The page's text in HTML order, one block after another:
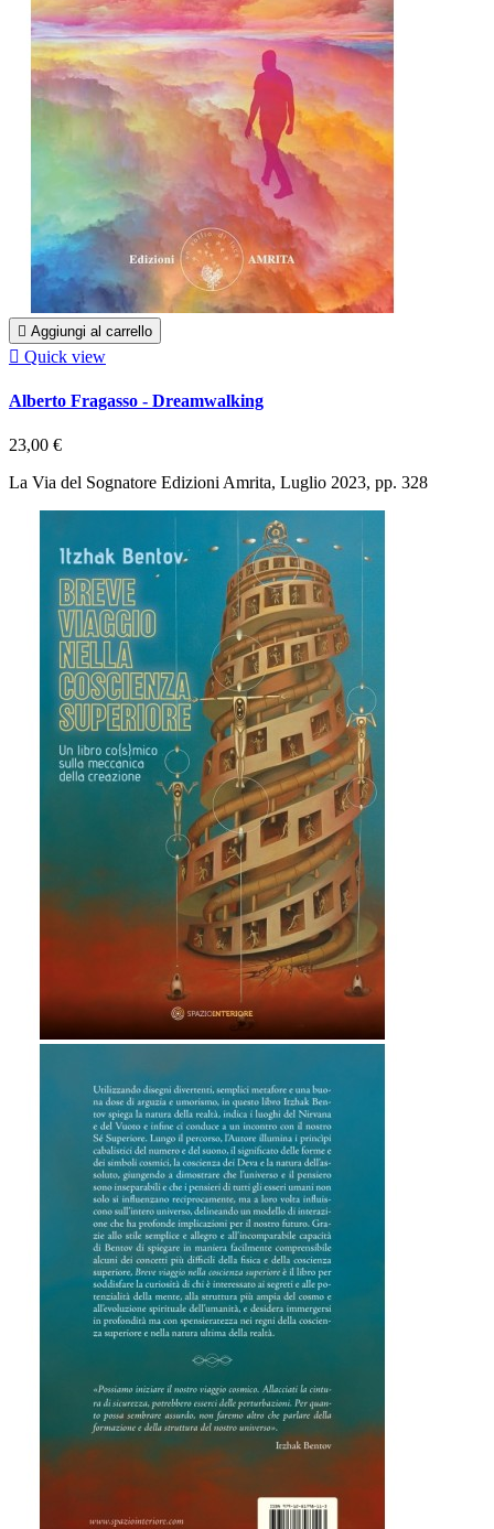
 Aggiungi al carrello
 Quick view
Alberto Fragasso - Dreamwalking
23,00 €
La Via del Sognatore Edizioni Amrita, Luglio 2023, pp. 328